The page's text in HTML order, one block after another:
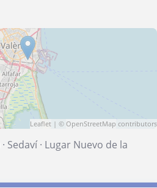
Leaflet | © OpenStreetMap contributors
· Sedaví· Lugar Nuevo de la